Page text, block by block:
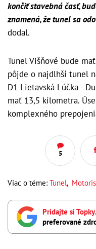
končiť stavebná časť,
znamená, že tunel sa
dodal.
Tunel Višňové bude
pôjde o najdlhší tunel
D1 Lietavská Lúčka -
mať 13,5 kilometra.
komplexného
5
Viac o téme: Tunel,
Pridajte si
preferované